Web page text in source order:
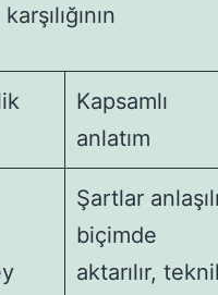
Kapsamlı
anlatım
Şartlar
biçimde
aktarılır,